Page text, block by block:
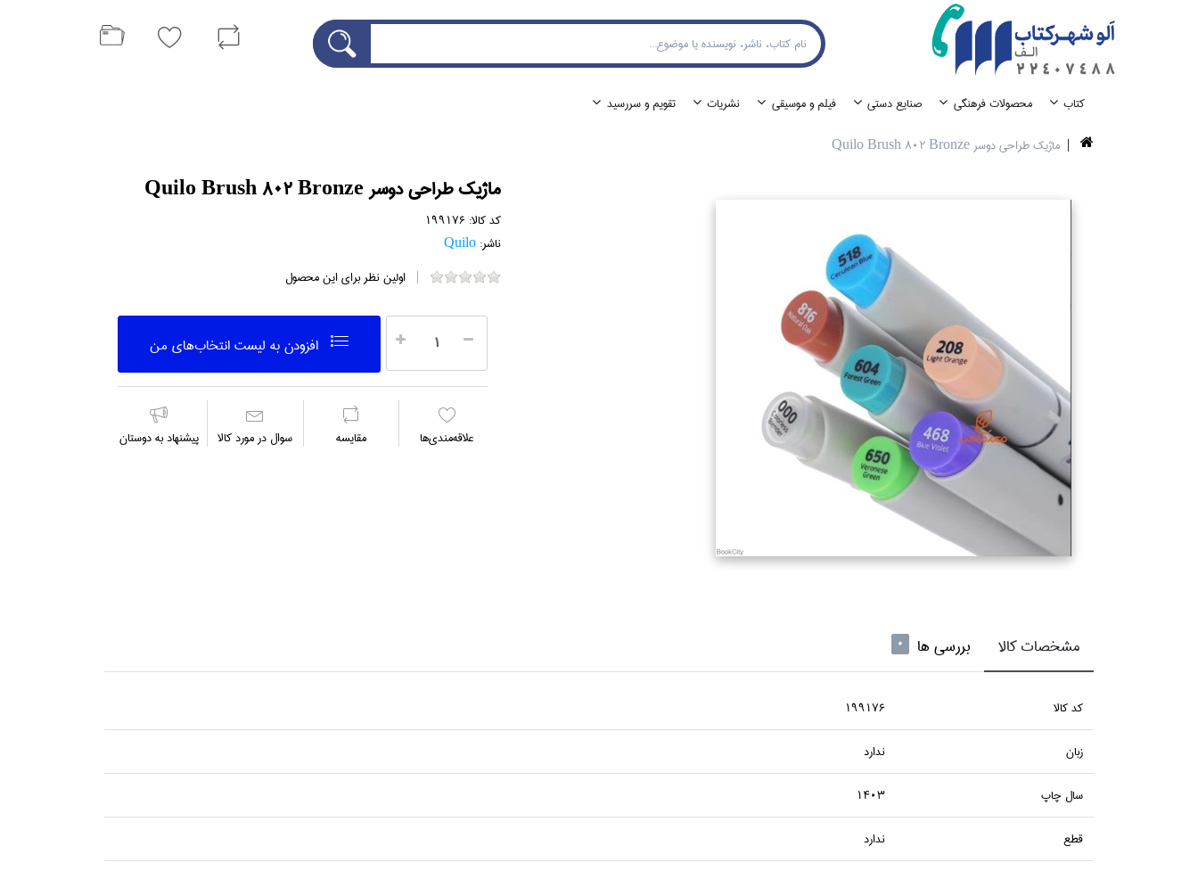
كتاب محصولات فرهنگي صنايع دستي فيلم و موسيقي نشريات
تقويم و سررسيد
ماژيك طراحي دوسر Quilo Brush 802 Bronze
ماژيك طراحي دوسر Quilo Brush 802 Bronze
کد کالا: 199176
ناشر: Quilo
اولین نظر برای این محصول
افزودن به ليست انتخاب‌هاي من
علاقه‌مندي‌ها مقايسه سوال در مورد كالا پیشنهاد به دوستان
مشخصات کالا بررسی ها 0
كد كالا 199176
زبان ندارد
سال چاپ 1403
قطع ندارد